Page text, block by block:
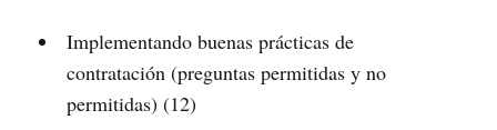
Implementando buenas prácticas de
contratación (preguntas permitidas y no
permitidas) (12)